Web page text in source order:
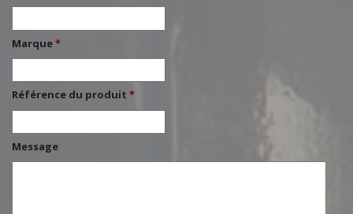
Marque*
Référence du produit *
Message